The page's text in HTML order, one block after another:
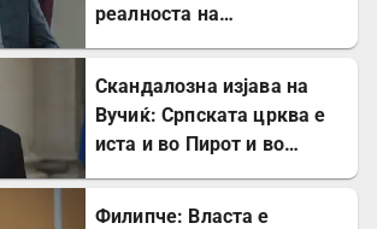
реалноста на
Скандалозна изјава на
Вучиќ: Српската црква е
иста и во Пирот и во
Филипче: Власта е